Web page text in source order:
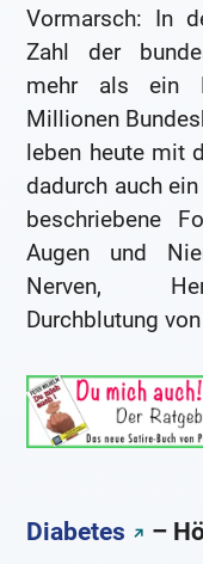
Vormarsch: In
Zahl der
mehr als ein
Millionen
leben heute mit
dadurch auch
beschriebene
Augen und
Nerven,
Durchblutung
Diabetes –